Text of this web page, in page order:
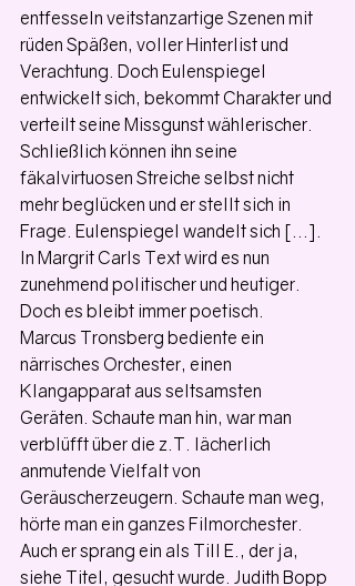
entfesseln veitstanzartige Szenen mit
rüden Späßen, voller Hinterlist und
Verachtung. Doch Eulenspiegel
entwickelt sich, bekommt Charakter und
verteilt seine Missgunst wählerischer.
Schließlich können ihn seine
fäkalvirtuosen Streiche selbst nicht
mehr beglücken und er stellt sich in
Frage. Eulenspiegel wandelt sich [...].
In Margrit Carls Text wird es nun
zunehmend politischer und heutiger.
Doch es bleibt immer poetisch.
Marcus Tronsberg bediente ein
närrisches Orchester, einen
Klangapparat aus seltsamsten
Geräten. Schaute man hin, war man
verblüfft über die z.T. lächerlich
anmutende Vielfalt von
Geräuscherzeugern. Schaute man weg,
hörte man ein ganzes Filmorchester.
Auch er sprang ein als Till E., der ja,
siehe Titel, gesucht wurde. Judith Bopp